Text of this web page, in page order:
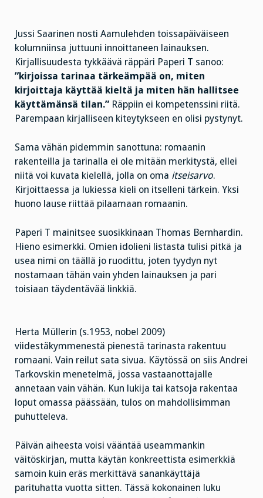
Jussi Saarinen nosti Aamulehden toissapäiväiseen
kolumniinsa juttuuni innoittaneen lainauksen.
Kirjallisuudesta tykkäävä räppäri Paperi T sanoo:
”kirjoissa tarinaa tärkeämpää on, miten
kirjoittaja käyttää kieltä ja miten hän hallitsee
käyttämänsä tilan.” Räppiin ei kompetenssini riitä.
Parempaan kirjalliseen kiteytykseen en olisi pystynyt.
Sama vähän pidemmin sanottuna: romaanin
rakenteilla ja tarinalla ei ole mitään merkitystä, ellei
niitä voi kuvata kielellä, jolla on oma itseisarvo.
Kirjoittaessa ja lukiessa kieli on itselleni tärkein. Yksi
huono lause riittää pilaamaan romaanin.
Paperi T mainitsee suosikkinaan Thomas Bernhardin.
Hieno esimerkki. Omien idolieni listasta tulisi pitkä ja
usea nimi on täällä jo ruodittu, joten tyydyn nyt
nostamaan tähän vain yhden lainauksen ja pari
toisiaan täydentävää linkkiä.
Herta Müllerin (s.1953, nobel 2009)
viidestäkymmenestä pienestä tarinasta rakentuu
romaani. Vain reilut sata sivua. Käytössä on siis Andrei
Tarkovskin menetelmä, jossa vastaanottajalle
annetaan vain vähän. Kun lukija tai katsoja rakentaa
loput omassa päässään, tulos on mahdollisimman
puhutteleva.
Päivän aiheesta voisi vääntää useammankin
väitöskirjan, mutta käytän konkreettista esimerkkiä
samoin kuin eräs merkittävä sanankäyttäjä
parituhatta vuotta sitten. Tässä kokonainen luku